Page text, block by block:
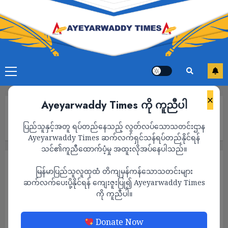
×
Ayeyarwaddy Times ကို ကူညီပါ
ပြည်သူနှင့်အတူ ရပ်တည်နေသည့် လွတ်လပ်သောသတင်းဌာန
Ayeyarwaddy Times ဆက်လက်ရှင်သန်ရပ်တည်နိုင်ရန်
သင်၏ကူညီထောက်ပံ့မှု အထူးလိုအပ်နေပါသည်။
မြန်မာပြည်သူလူထုထံ တိကျမှန်ကန်သောသတင်းများ
ဆက်လက်ပေးပို့နိုင်ရန် ကျေးဇူးပြု၍ Ayeyarwaddy Times
ကို ကူညီပါ။
Donate Now
ဆောင်းပါး)
ဆောင်းပါး သတင်း
အုတ်ဖိုဘူတာ နောက်ကွယ် ပဲခူးရိုးမခြေရင်းမှ ငို
ရှိုက်သံများ (သတင်းဆောင်းပါး)
ADMIN